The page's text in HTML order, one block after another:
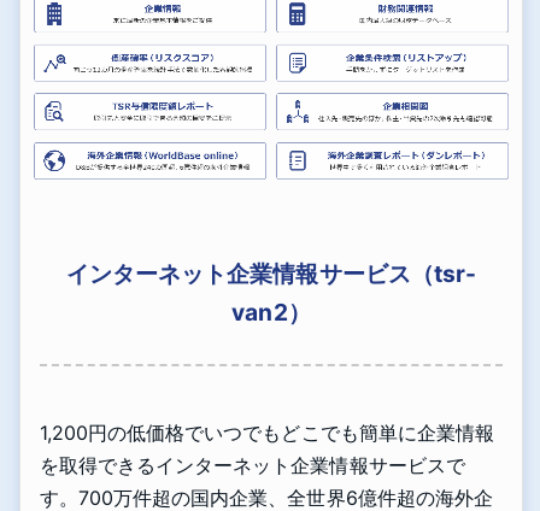
インターネット企業情報サービス（tsr-
van2）
1,200円の低価格でいつでもどこでも簡単に企業情報
を取得できるインターネット企業情報サービスで
す。700万件超の国内企業、全世界6億件超の海外企